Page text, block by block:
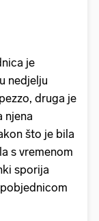
je
nedjelju
druga je
njena
što je bila
s vremenom
sporija